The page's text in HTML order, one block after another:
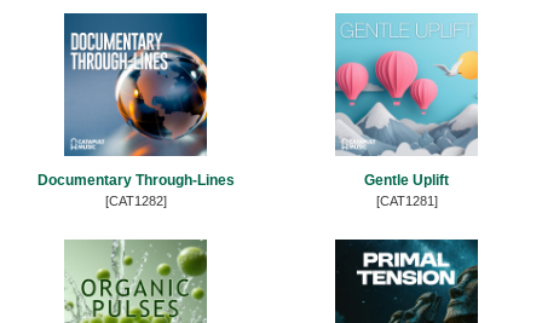
Documentary Through-Lines
[CAT1282]
Gentle Uplift
[CAT1281]